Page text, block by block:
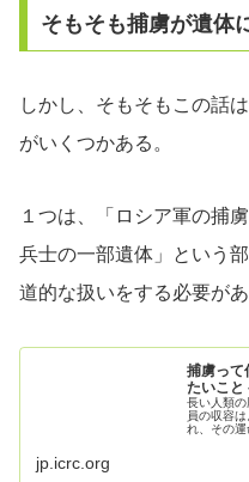
そもそも捕虜が遺体
しかし、そもそもこの話
がいくつかある。
１つは、「ロシア軍の捕
兵士の一部遺体」という
道的な扱いをする必要があ
捕虜って
たいこと
長い人類
員の収容
れ、その運
jp.icrc.org